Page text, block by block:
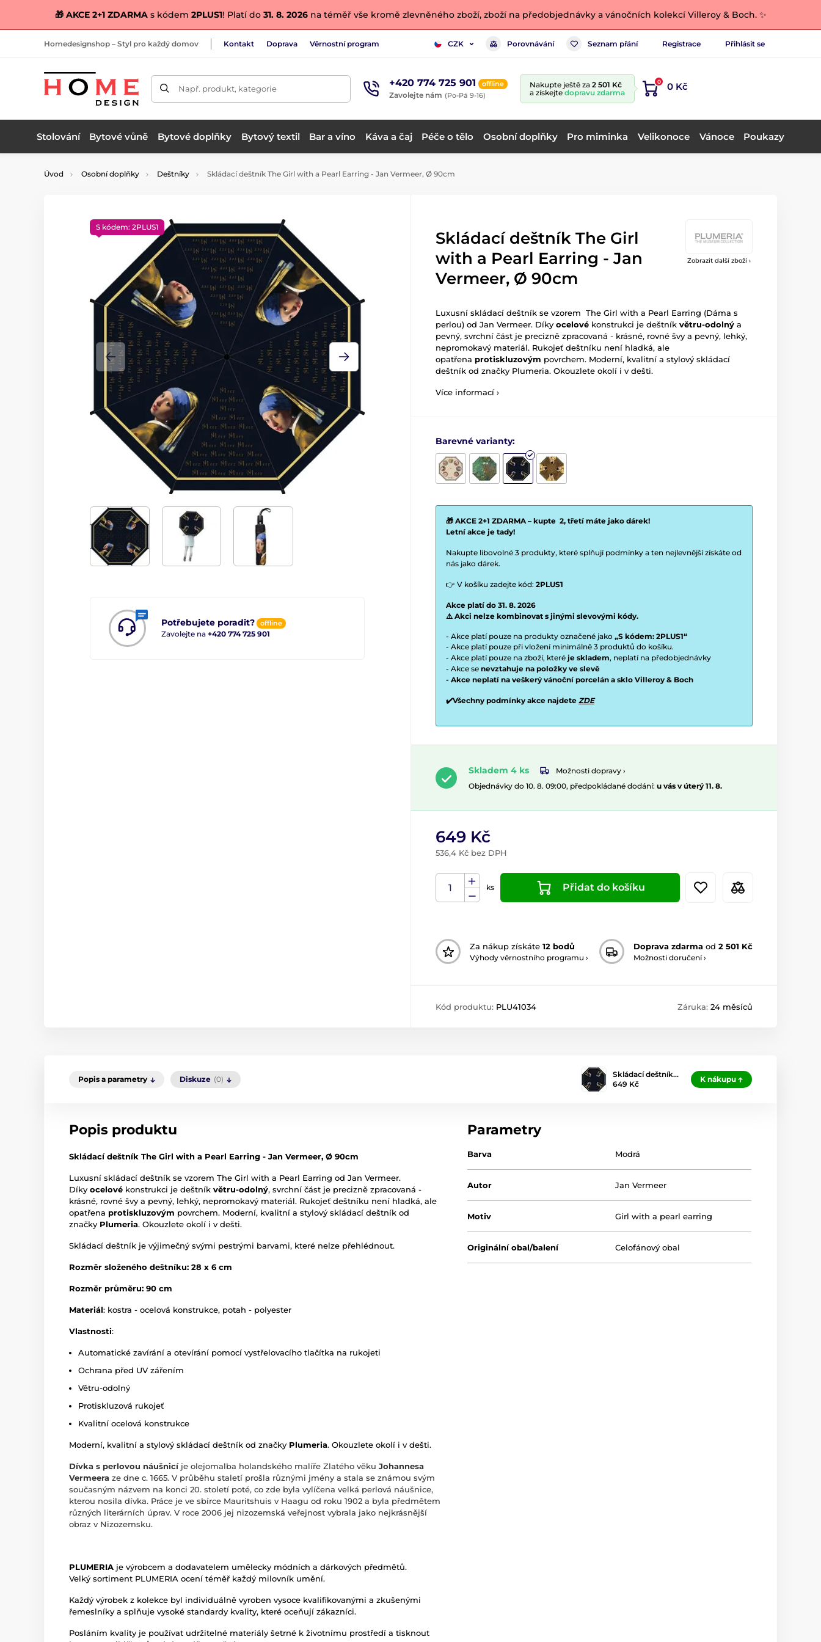
🎁 AKCE 2+1 ZDARMAs kódem 2PLUS1! Platí do31. 8. 2026na téměř vše kromě zlevněného zboží, zboží na předobjednávky a vánočních kolekcí Villeroy & Boch. ✨
Homedesignshop – Styl pro každý domov Kontakt Doprava Věrnostní program CZK Porovnávání Seznam přání Registrace Přihlásit se
Např. produkt, kategorie +420 774 725 901 offline
Zavolejte nám (Po-Pá 9-16)
Nakupte ještě za 2 501 Kč
a získejte dopravu zdarma
0 0 Kč
Stolování Bytové vůně Bytové doplňky Bytový textil Bar a víno Káva a čaj Péče o tělo Osobní doplňky Pro miminka Velikonoce Vánoce Poukazy
Úvod Osobní doplňky Deštníky Skládací deštník The Girl with a Pearl Earring - Jan Vermeer, Ø 90cm
Zobrazit další zboží ›
Potřebujete poradit? offline
Zavolejte na +420 774 725 901
S kódem: 2PLUS1
Skládací deštník The Girl
with a Pearl Earring - Jan
Vermeer, Ø 90cm
Luxusní skládací deštník se vzorem The Girl with a Pearl Earring (Dáma s
perlou) od Jan Vermeer. Díky ocelové konstrukci je deštník větru-odolný a
pevný, svrchní část je precizně zpracovaná - krásné, rovné švy a pevný, lehký,
nepromokavý materiál. Rukojeť deštníku není hladká, ale
opatřena protiskluzovým povrchem. Moderní, kvalitní a stylový skládací
deštník od značky Plumeria. Okouzlete okolí i v dešti.
Více informací ›
Barevné varianty:
🎁 AKCE 2+1 ZDARMA – kupte 2, třetí máte jako dárek!
Letní akce je tady!
Nakupte libovolné 3 produkty, které splňují podmínky a ten nejlevnější získáte od
nás jako dárek.
👉 V košíku zadejte kód: 2PLUS1
Akce platí do 31. 8. 2026
⚠️ Akci nelze kombinovat s jinými slevovými kódy.
- Akce platí pouze na produkty označené jako „S kódem: 2PLUS1“
- Akce platí pouze při vložení minimálně 3 produktů do košíku.
- Akce platí pouze na zboží, které je skladem, neplatí na předobjednávky
- Akce se nevztahuje na položky ve slevě
- Akce neplatí na veškerý vánoční porcelán a sklo Villeroy & Boch
✔️Všechny podmínky akce najdete ZDE
Skladem 4 ks
Možnosti dopravy ›
Objednávky do 10. 8. 09:00, předpokládané dodání: u vás v úterý 11. 8.
649 Kč
536,4 Kč bez DPH
ks Přidat do košíku
Za nákup získáte 12 bodů
Výhody věrnostního programu ›
Doprava zdarma od 2 501 Kč
Možnosti doručení ›
Kód produktu: PLU41034 Záruka: 24 měsíců
Popis a parametry Diskuze (0)
Skládací deštník…
649 Kč
K nákupu
Popis produktu
Skládací deštník The Girl with a Pearl Earring - Jan Vermeer, Ø 90cm
Luxusní skládací deštník se vzorem The Girl with a Pearl Earring od Jan Vermeer.
Díky ocelové konstrukci je deštník větru-odolný, svrchní část je precizně zpracovaná -
krásné, rovné švy a pevný, lehký, nepromokavý materiál. Rukojeť deštníku není hladká, ale
opatřena protiskluzovým povrchem. Moderní, kvalitní a stylový skládací deštník od
značky Plumeria. Okouzlete okolí i v dešti.
Skládací deštník je výjimečný svými pestrými barvami, které nelze přehlédnout.
Rozměr složeného deštníku: 28 x 6 cm
Rozměr průměru: 90 cm
Materiál: kostra - ocelová konstrukce, potah - polyester
Vlastnosti:
Automatické zavírání a otevírání pomocí vystřelovacího tlačítka na rukojeti
Ochrana před UV zářením
Větru-odolný
Protiskluzová rukojeť
Kvalitní ocelová konstrukce
Moderní, kvalitní a stylový skládací deštník od značky Plumeria. Okouzlete okolí i v dešti.
Dívka s perlovou náušnicíje olejomalba holandského malíře Zlatého věku Johannesa
Vermeera ze dne c. 1665. V průběhu staletí prošla různými jmény a stala se známou svým
současným názvem na konci 20. století poté, co zde byla vylíčena velká perlová náušnice,
kterou nosila dívka. Práce je ve sbírce Mauritshuis v Haagu od roku 1902 a byla předmětem
různých literárních úprav. V roce 2006 jej nizozemská veřejnost vybrala jako nejkrásnější
obraz v Nizozemsku.
PLUMERIA je výrobcem a dodavatelem umělecky módních a dárkových předmětů.
Velký sortiment PLUMERIA ocení téměř každý milovník umění.
Každý výrobek z kolekce byl individuálně vyroben vysoce kvalifikovanými a zkušenými
řemeslníky a splňuje vysoké standardy kvality, které oceňují zákazníci.
Posláním kvality je používat udržitelné materiály šetrné k životnímu prostředí a tisknout
Parametry
Barva Modrá
Autor Jan Vermeer
Motiv Girl with a pearl earring
Originální obal/balení Celofánový obal